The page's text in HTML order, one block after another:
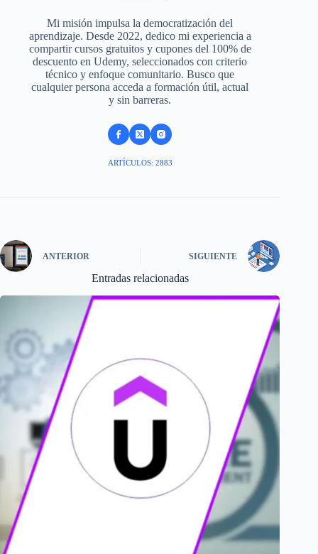
Mi misión impulsa la democratización del
aprendizaje. Desde 2022, dedico mi experiencia a
compartir cursos gratuitos y cupones del 100% de
descuento en Udemy, seleccionados con criterio
técnico y enfoque comunitario. Busco que
cualquier persona acceda a formación útil, actual
y sin barreras.
ARTÍCULOS: 2883
ANTERIOR SIGUIENTE
Entradas relacionadas